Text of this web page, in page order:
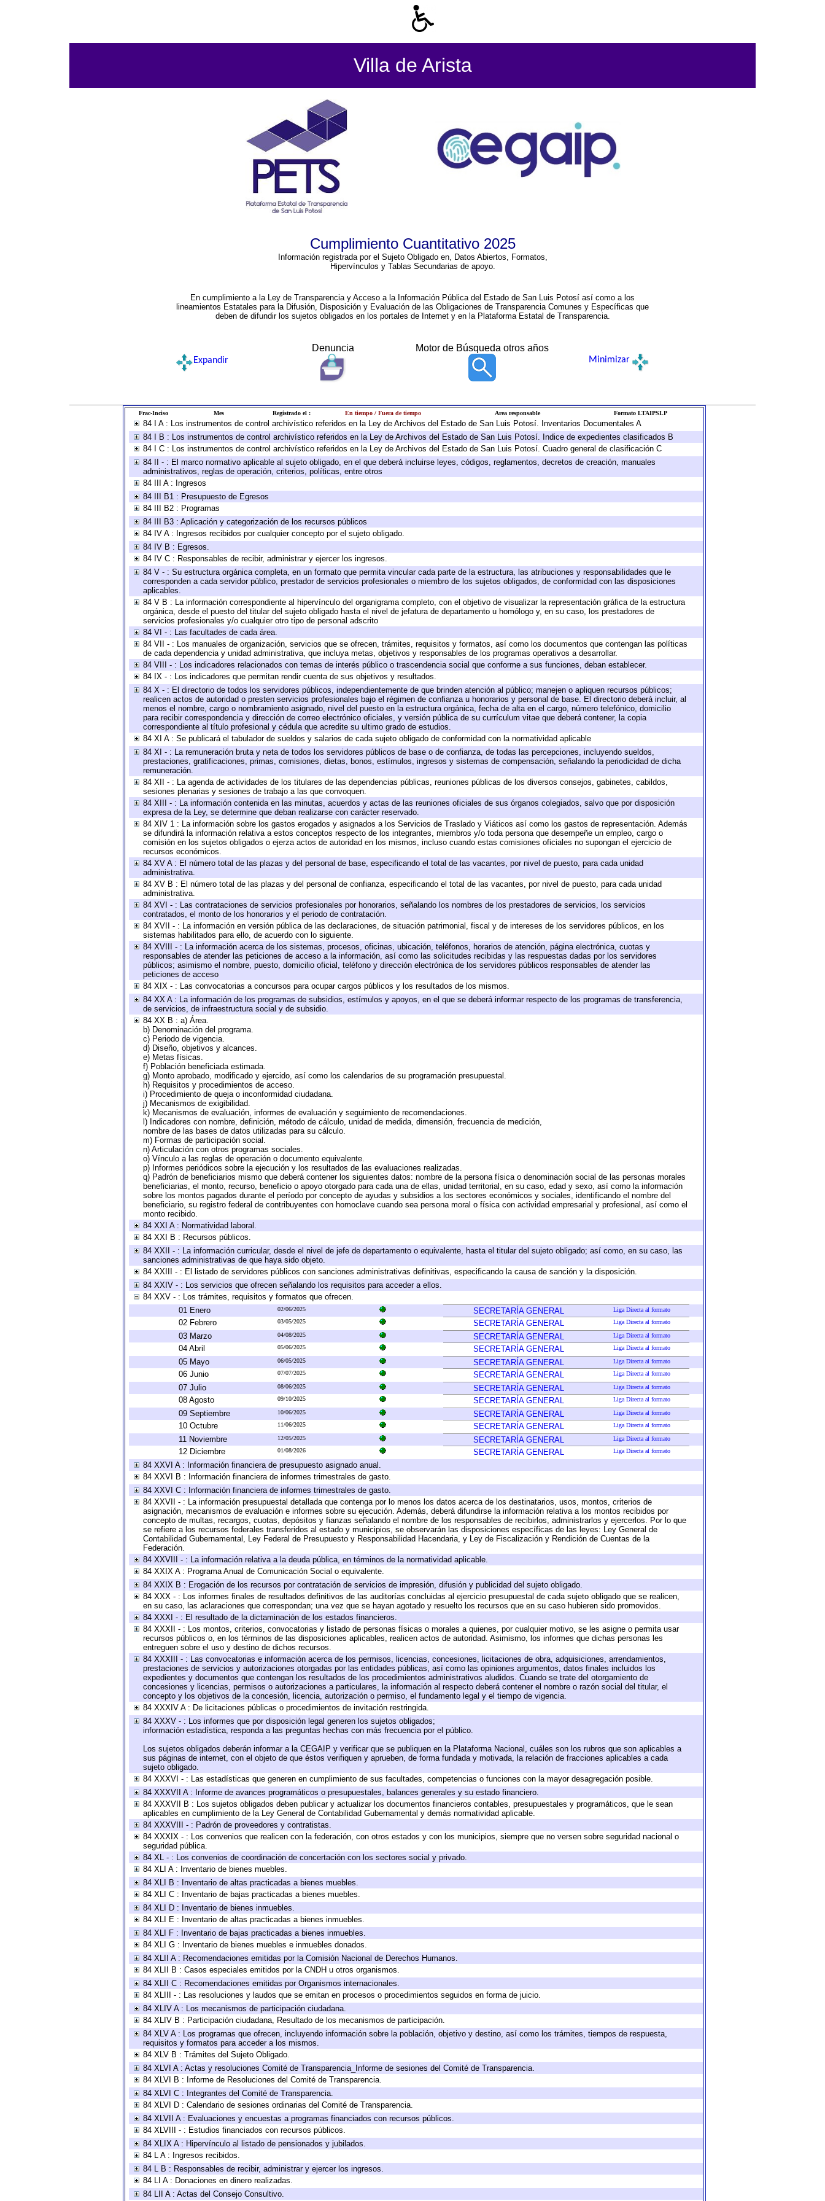
Villa de Arista
Cumplimiento Cuantitativo 2025
Información registrada por el Sujeto Obligado en, Datos Abiertos, Formatos,
Hipervínculos y Tablas Secundarias de apoyo.
En cumplimiento a la Ley de Transparencia y Acceso a la Información Pública del Estado de San Luis Potosí así como a los
lineamientos Estatales para la Difusión, Disposición y Evaluación de las Obligaciones de Transparencia Comunes y Específicas que
deben de difundir los sujetos obligados en los portales de Internet y en la Plataforma Estatal de Transparencia.
Denuncia Motor de Búsqueda otros años
Expandir Minimizar
Frac-Inciso Mes Registrado el : En tiempo / Fuera de tiempo Area responsable Formato LTAIPSLP
84 I A : Los instrumentos de control archivístico referidos en la Ley de Archivos del Estado de San Luis Potosí. Inventarios Documentales A
84 I B : Los instrumentos de control archivístico referidos en la Ley de Archivos del Estado de San Luis Potosí. Indice de expedientes clasificados B
84 I C : Los instrumentos de control archivístico referidos en la Ley de Archivos del Estado de San Luis Potosí. Cuadro general de clasificación C
84 II - : El marco normativo aplicable al sujeto obligado, en el que deberá incluirse leyes, códigos, reglamentos, decretos de creación, manuales
administrativos, reglas de operación, criterios, políticas, entre otros
84 III A : Ingresos
84 III B1 : Presupuesto de Egresos
84 III B2 : Programas
84 III B3 : Aplicación y categorización de los recursos públicos
84 IV A : Ingresos recibidos por cualquier concepto por el sujeto obligado.
84 IV B : Egresos.
84 IV C : Responsables de recibir, administrar y ejercer los ingresos.
84 V - : Su estructura orgánica completa, en un formato que permita vincular cada parte de la estructura, las atribuciones y responsabilidades que le
corresponden a cada servidor público, prestador de servicios profesionales o miembro de los sujetos obligados, de conformidad con las disposiciones
aplicables.
84 V B : La información correspondiente al hipervínculo del organigrama completo, con el objetivo de visualizar la representación gráfica de la estructura
orgánica, desde el puesto del titular del sujeto obligado hasta el nivel de jefatura de departamento u homólogo y, en su caso, los prestadores de
servicios profesionales y/o cualquier otro tipo de personal adscrito
84 VI - : Las facultades de cada área.
84 VII - : Los manuales de organización, servicios que se ofrecen, trámites, requisitos y formatos, así como los documentos que contengan las políticas
de cada dependencia y unidad administrativa, que incluya metas, objetivos y responsables de los programas operativos a desarrollar.
84 VIII - : Los indicadores relacionados con temas de interés público o trascendencia social que conforme a sus funciones, deban establecer.
84 IX - : Los indicadores que permitan rendir cuenta de sus objetivos y resultados.
84 X - : El directorio de todos los servidores públicos, independientemente de que brinden atención al público; manejen o apliquen recursos públicos;
realicen actos de autoridad o presten servicios profesionales bajo el régimen de confianza u honorarios y personal de base. El directorio deberá incluir, al
menos el nombre, cargo o nombramiento asignado, nivel del puesto en la estructura orgánica, fecha de alta en el cargo, número telefónico, domicilio
para recibir correspondencia y dirección de correo electrónico oficiales, y versión pública de su currículum vitae que deberá contener, la copia
correspondiente al título profesional y cédula que acredite su ultimo grado de estudios.
84 XI A : Se publicará el tabulador de sueldos y salarios de cada sujeto obligado de conformidad con la normatividad aplicable
84 XI - : La remuneración bruta y neta de todos los servidores públicos de base o de confianza, de todas las percepciones, incluyendo sueldos,
prestaciones, gratificaciones, primas, comisiones, dietas, bonos, estímulos, ingresos y sistemas de compensación, señalando la periodicidad de dicha
remuneración.
84 XII - : La agenda de actividades de los titulares de las dependencias públicas, reuniones públicas de los diversos consejos, gabinetes, cabildos,
sesiones plenarias y sesiones de trabajo a las que convoquen.
84 XIII - : La información contenida en las minutas, acuerdos y actas de las reuniones oficiales de sus órganos colegiados, salvo que por disposición
expresa de la Ley, se determine que deban realizarse con carácter reservado.
84 XIV 1 : La información sobre los gastos erogados y asignados a los Servicios de Traslado y Viáticos así como los gastos de representación. Además
se difundirá la información relativa a estos conceptos respecto de los integrantes, miembros y/o toda persona que desempeñe un empleo, cargo o
comisión en los sujetos obligados o ejerza actos de autoridad en los mismos, incluso cuando estas comisiones oficiales no supongan el ejercicio de
recursos económicos.
84 XV A : El número total de las plazas y del personal de base, especificando el total de las vacantes, por nivel de puesto, para cada unidad
administrativa.
84 XV B : El número total de las plazas y del personal de confianza, especificando el total de las vacantes, por nivel de puesto, para cada unidad
administrativa.
84 XVI - : Las contrataciones de servicios profesionales por honorarios, señalando los nombres de los prestadores de servicios, los servicios
contratados, el monto de los honorarios y el periodo de contratación.
84 XVII - : La información en versión pública de las declaraciones, de situación patrimonial, fiscal y de intereses de los servidores públicos, en los
sistemas habilitados para ello, de acuerdo con lo siguiente.
84 XVIII - : La información acerca de los sistemas, procesos, oficinas, ubicación, teléfonos, horarios de atención, página electrónica, cuotas y
responsables de atender las peticiones de acceso a la información, así como las solicitudes recibidas y las respuestas dadas por los servidores
públicos; asimismo el nombre, puesto, domicilio oficial, teléfono y dirección electrónica de los servidores públicos responsables de atender las
peticiones de acceso
84 XIX - : Las convocatorias a concursos para ocupar cargos públicos y los resultados de los mismos.
84 XX A : La información de los programas de subsidios, estímulos y apoyos, en el que se deberá informar respecto de los programas de transferencia,
de servicios, de infraestructura social y de subsidio.
84 XX B : a) Área.
b) Denominación del programa.
c) Periodo de vigencia.
d) Diseño, objetivos y alcances.
e) Metas físicas.
f) Población beneficiada estimada.
g) Monto aprobado, modificado y ejercido, así como los calendarios de su programación presupuestal.
h) Requisitos y procedimientos de acceso.
i) Procedimiento de queja o inconformidad ciudadana.
j) Mecanismos de exigibilidad.
k) Mecanismos de evaluación, informes de evaluación y seguimiento de recomendaciones.
l) Indicadores con nombre, definición, método de cálculo, unidad de medida, dimensión, frecuencia de medición,
nombre de las bases de datos utilizadas para su cálculo.
m) Formas de participación social.
n) Articulación con otros programas sociales.
o) Vínculo a las reglas de operación o documento equivalente.
p) Informes periódicos sobre la ejecución y los resultados de las evaluaciones realizadas.
q) Padrón de beneficiarios mismo que deberá contener los siguientes datos: nombre de la persona física o denominación social de las personas morales
beneficiarias, el monto, recurso, beneficio o apoyo otorgado para cada una de ellas, unidad territorial, en su caso, edad y sexo, así como la información
sobre los montos pagados durante el período por concepto de ayudas y subsidios a los sectores económicos y sociales, identificando el nombre del
beneficiario, su registro federal de contribuyentes con homoclave cuando sea persona moral o física con actividad empresarial y profesional, así como el
monto recibido.
84 XXI A : Normatividad laboral.
84 XXI B : Recursos públicos.
84 XXII - : La información curricular, desde el nivel de jefe de departamento o equivalente, hasta el titular del sujeto obligado; así como, en su caso, las
sanciones administrativas de que haya sido objeto.
84 XXIII - : El listado de servidores públicos con sanciones administrativas definitivas, especificando la causa de sanción y la disposición.
84 XXIV - : Los servicios que ofrecen señalando los requisitos para acceder a ellos.
84 XXV - : Los trámites, requisitos y formatos que ofrecen.
01 Enero
02/06/2025 SECRETARÍA GENERAL Liga Directa al formato
02 Febrero 03/05/2025 SECRETARÍA GENERAL Liga Directa al formato
03 Marzo 04/08/2025 SECRETARÍA GENERAL Liga Directa al formato
04 Abril 05/06/2025 SECRETARÍA GENERAL Liga Directa al formato
05 Mayo 06/05/2025 SECRETARÍA GENERAL Liga Directa al formato
06 Junio 07/07/2025 SECRETARÍA GENERAL Liga Directa al formato
07 Julio 08/06/2025 SECRETARÍA GENERAL Liga Directa al formato
08 Agosto 09/10/2025 SECRETARÍA GENERAL Liga Directa al formato
09 Septiembre 10/06/2025 SECRETARÍA GENERAL Liga Directa al formato
10 Octubre 11/06/2025 SECRETARÍA GENERAL Liga Directa al formato
11 Noviembre 12/05/2025 SECRETARÍA GENERAL Liga Directa al formato
12 Diciembre 01/08/2026 SECRETARÍA GENERAL Liga Directa al formato
84 XXVI A : Información financiera de presupuesto asignado anual.
84 XXVI B : Información financiera de informes trimestrales de gasto.
84 XXVI C : Información financiera de informes trimestrales de gasto.
84 XXVII - : La información presupuestal detallada que contenga por lo menos los datos acerca de los destinatarios, usos, montos, criterios de
asignación, mecanismos de evaluación e informes sobre su ejecución. Además, deberá difundirse la información relativa a los montos recibidos por
concepto de multas, recargos, cuotas, depósitos y fianzas señalando el nombre de los responsables de recibirlos, administrarlos y ejercerlos. Por lo que
se refiere a los recursos federales transferidos al estado y municipios, se observarán las disposiciones específicas de las leyes: Ley General de
Contabilidad Gubernamental, Ley Federal de Presupuesto y Responsabilidad Hacendaria, y Ley de Fiscalización y Rendición de Cuentas de la
Federación.
84 XXVIII - : La información relativa a la deuda pública, en términos de la normatividad aplicable.
84 XXIX A : Programa Anual de Comunicación Social o equivalente.
84 XXIX B : Erogación de los recursos por contratación de servicios de impresión, difusión y publicidad del sujeto obligado.
84 XXX - : Los informes finales de resultados definitivos de las auditorías concluidas al ejercicio presupuestal de cada sujeto obligado que se realicen,
en su caso, las aclaraciones que correspondan; una vez que se hayan agotado y resuelto los recursos que en su caso hubieren sido promovidos.
84 XXXI - : El resultado de la dictaminación de los estados financieros.
84 XXXII - : Los montos, criterios, convocatorias y listado de personas físicas o morales a quienes, por cualquier motivo, se les asigne o permita usar
recursos públicos o, en los términos de las disposiciones aplicables, realicen actos de autoridad. Asimismo, los informes que dichas personas les
entreguen sobre el uso y destino de dichos recursos.
84 XXXIII - : Las convocatorias e información acerca de los permisos, licencias, concesiones, licitaciones de obra, adquisiciones, arrendamientos,
prestaciones de servicios y autorizaciones otorgadas por las entidades públicas, así como las opiniones argumentos, datos finales incluidos los
expedientes y documentos que contengan los resultados de los procedimientos administrativos aludidos. Cuando se trate del otorgamiento de
concesiones y licencias, permisos o autorizaciones a particulares, la información al respecto deberá contener el nombre o razón social del titular, el
concepto y los objetivos de la concesión, licencia, autorización o permiso, el fundamento legal y el tiempo de vigencia.
84 XXXIV A : De licitaciones públicas o procedimientos de invitación restringida.
84 XXXV - : Los informes que por disposición legal generen los sujetos obligados;
información estadística, responda a las preguntas hechas con más frecuencia por el público.
Los sujetos obligados deberán informar a la CEGAIP y verificar que se publiquen en la Plataforma Nacional, cuáles son los rubros que son aplicables a
sus páginas de internet, con el objeto de que éstos verifiquen y aprueben, de forma fundada y motivada, la relación de fracciones aplicables a cada
sujeto obligado.
84 XXXVI - : Las estadísticas que generen en cumplimiento de sus facultades, competencias o funciones con la mayor desagregación posible.
84 XXXVII A : Informe de avances programáticos o presupuestales, balances generales y su estado financiero.
84 XXXVII B : Los sujetos obligados deben publicar y actualizar los documentos financieros contables, presupuestales y programáticos, que le sean
aplicables en cumplimiento de la Ley General de Contabilidad Gubernamental y demás normatividad aplicable.
84 XXXVIII - : Padrón de proveedores y contratistas.
84 XXXIX - : Los convenios que realicen con la federación, con otros estados y con los municipios, siempre que no versen sobre seguridad nacional o
seguridad pública.
84 XL - : Los convenios de coordinación de concertación con los sectores social y privado.
84 XLI A : Inventario de bienes muebles.
84 XLI B : Inventario de altas practicadas a bienes muebles.
84 XLI C : Inventario de bajas practicadas a bienes muebles.
84 XLI D : Inventario de bienes inmuebles.
84 XLI E : Inventario de altas practicadas a bienes inmuebles.
84 XLI F : Inventario de bajas practicadas a bienes inmuebles.
84 XLI G : Inventario de bienes muebles e inmuebles donados.
84 XLII A : Recomendaciones emitidas por la Comisión Nacional de Derechos Humanos.
84 XLII B : Casos especiales emitidos por la CNDH u otros organismos.
84 XLII C : Recomendaciones emitidas por Organismos internacionales.
84 XLIII - : Las resoluciones y laudos que se emitan en procesos o procedimientos seguidos en forma de juicio.
84 XLIV A : Los mecanismos de participación ciudadana.
84 XLIV B : Participación ciudadana, Resultado de los mecanismos de participación.
84 XLV A : Los programas que ofrecen, incluyendo información sobre la población, objetivo y destino, así como los trámites, tiempos de respuesta,
requisitos y formatos para acceder a los mismos.
84 XLV B : Trámites del Sujeto Obligado.
84 XLVI A : Actas y resoluciones Comité de Transparencia_Informe de sesiones del Comité de Transparencia.
84 XLVI B : Informe de Resoluciones del Comité de Transparencia.
84 XLVI C : Integrantes del Comité de Transparencia.
84 XLVI D : Calendario de sesiones ordinarias del Comité de Transparencia.
84 XLVII A : Evaluaciones y encuestas a programas financiados con recursos públicos.
84 XLVIII - : Estudios financiados con recursos públicos.
84 XLIX A : Hipervínculo al listado de pensionados y jubilados.
84 L A : Ingresos recibidos.
84 L B : Responsables de recibir, administrar y ejercer los ingresos.
84 LI A : Donaciones en dinero realizadas.
84 LII A : Actas del Consejo Consultivo.